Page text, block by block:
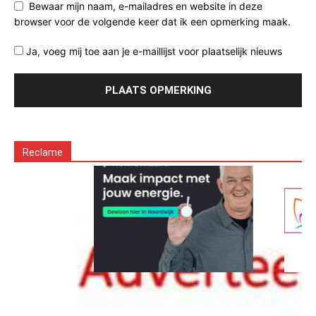
Bewaar mijn naam, e-mailadres en website in deze
browser voor de volgende keer dat ik een opmerking maak.
Ja, voeg mij toe aan je e-maillijst voor plaatselijk nieuws
Reclame